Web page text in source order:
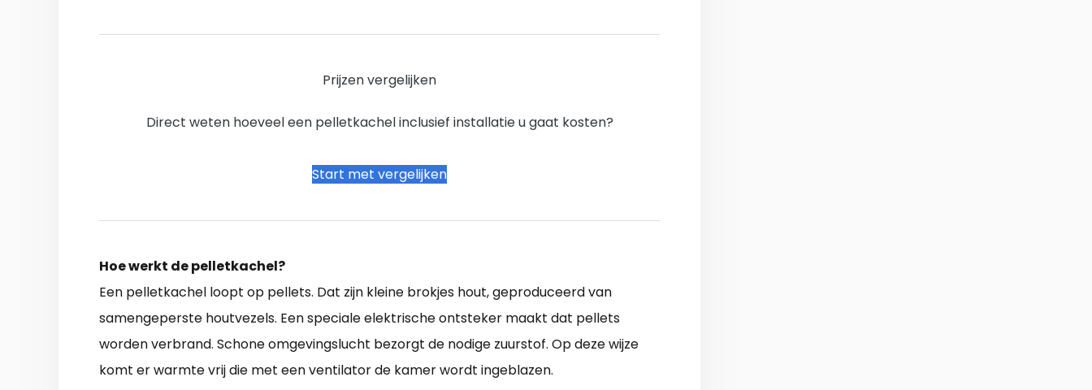
Prijzen vergelijken
Direct weten hoeveel een pelletkachel inclusief installatie u gaat kosten?
Start met vergelijken
Hoe werkt de pelletkachel?
Een pelletkachel loopt op pellets. Dat zijn kleine brokjes hout, geproduceerd van
samengeperste houtvezels. Een speciale elektrische ontsteker maakt dat pellets
worden verbrand. Schone omgevingslucht bezorgt de nodige zuurstof. Op deze wijze
komt er warmte vrij die met een ventilator de kamer wordt ingeblazen.